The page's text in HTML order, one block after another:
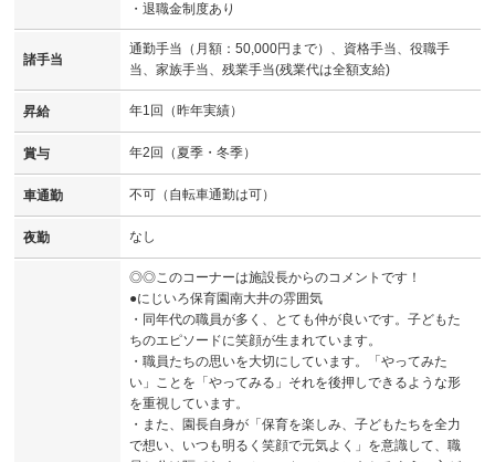
・退職金制度あり
諸手当
通勤手当（月額：50,000円まで）、資格手当、役職手
当、家族手当、残業手当(残業代は全額支給)
昇給 年1回（昨年実績）
賞与 年2回（夏季・冬季）
車通勤 不可（自転車通勤は可）
夜勤 なし
◎◎このコーナーは施設長からのコメントです！
●にじいろ保育園南大井の雰囲気
・同年代の職員が多く、とても仲が良いです。子どもた
ちのエピソードに笑顔が生まれています。
・職員たちの思いを大切にしています。「やってみた
い」ことを「やってみる」それを後押しできるような形
を重視しています。
・また、園長自身が「保育を楽しみ、子どもたちを全力
で想い、いつも明るく笑顔で元気よく」を意識して、職